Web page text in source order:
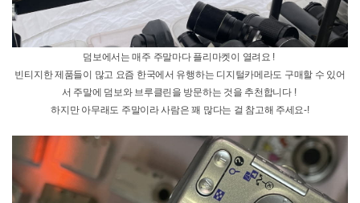
제가 5월에 다녀왔던 덤보 데이도 소개 할게요. 뉴욕에는 1년에 한 번 덤보 데이가
있어요.
하늘에서 코끼리(코끼리 인형?)가 떨어지는 것을 ‘겟’할 수 있는 기회! 사실 꽤 재밌
는 경험이 될 것 같아서 다녀왔었는데,,,
시간이 맞는다면… 정말 시간이 맞는다면 다녀와 보시는 것도…(?)
대략 40분 정도 걷는다고 생각하고 브루클린을 걷기 시작하면 됩니다 !